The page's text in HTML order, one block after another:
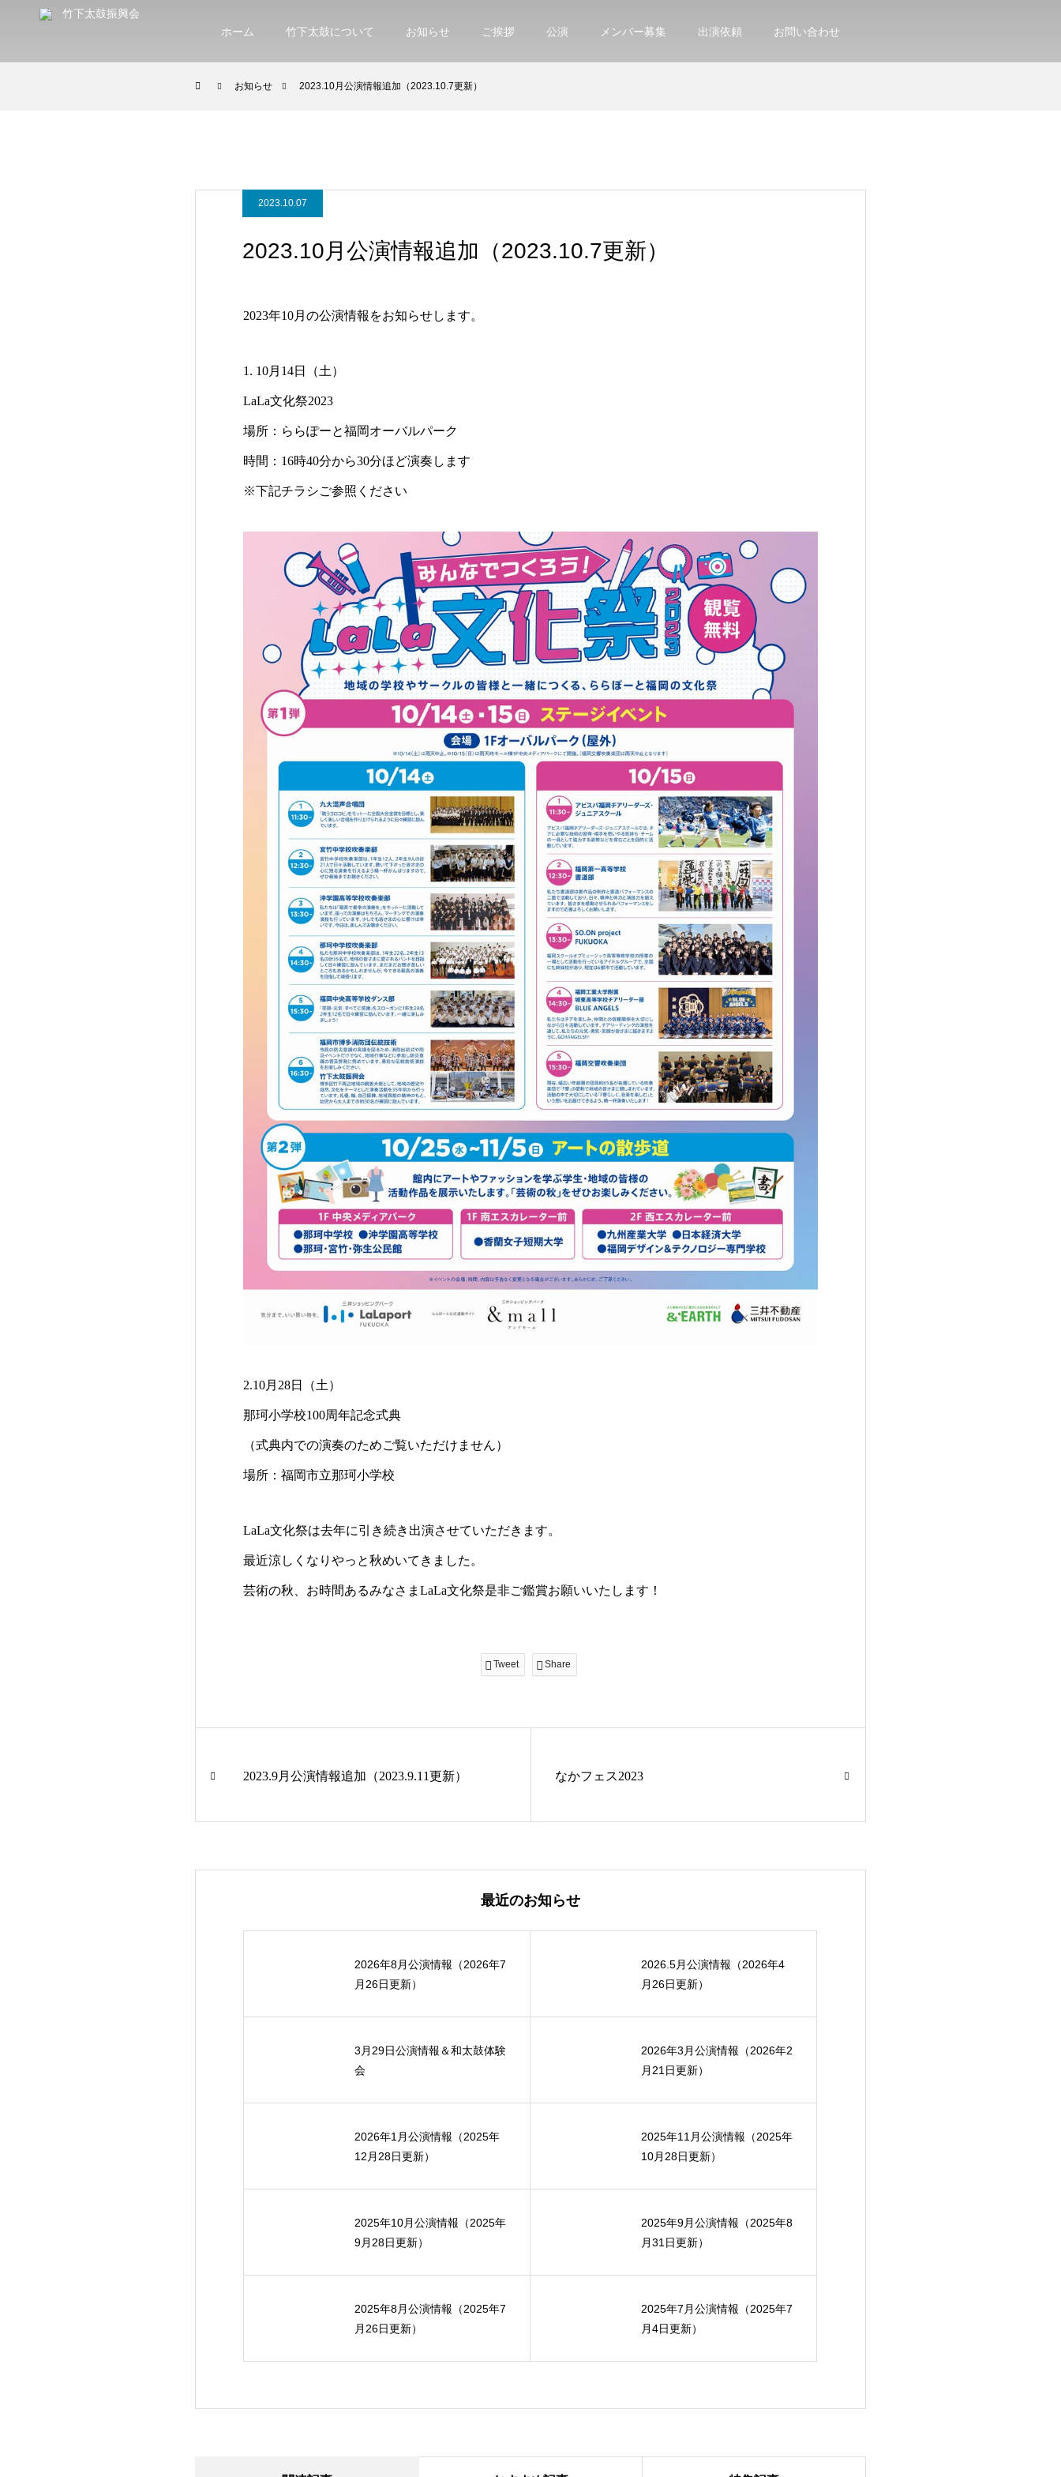
ホーム 竹下太鼓について お知らせ ご挨拶 公演 メンバー募集 出演依頼 お問い合わせ
お知らせ 2023.10月公演情報追加（2023.10.7更新）
2023.10.07
2023.10月公演情報追加（2023.10.7更新）
2023年10月の公演情報をお知らせします。
1. 10月14日（土）
LaLa文化祭2023
場所：ららぽーと福岡オーバルパーク
時間：16時40分から30分ほど演奏します
※下記チラシご参照ください
2.10月28日（土）
那珂小学校100周年記念式典
（式典内での演奏のためご覧いただけません）
場所：福岡市立那珂小学校
LaLa文化祭は去年に引き続き出演させていただきます。
最近涼しくなりやっと秋めいてきました。
芸術の秋、お時間あるみなさまLaLa文化祭是非ご鑑賞お願いいたします！
Tweet Share
2023.9月公演情報追加（2023.9.11更新） なかフェス2023
最近のお知らせ
2026年8月公演情報（2026年7
月26日更新）
2026.5月公演情報（2026年4
月26日更新）
3月29日公演情報＆和太鼓体験
会
2026年3月公演情報（2026年2
月21日更新）
2026年1月公演情報（2025年
12月28日更新）
2025年11月公演情報（2025年
10月28日更新）
2025年10月公演情報（2025年
9月28日更新）
2025年9月公演情報（2025年8
月31日更新）
2025年8月公演情報（2025年7
月26日更新）
2025年7月公演情報（2025年7
月4日更新）